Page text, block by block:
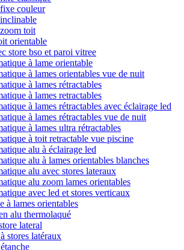
couleur
toit
orientable
store bso et paroi vitree
à lame orientable
à lames orientables vue de nuit
à lames rétractables
à lames retractables
à lames rétractables avec éclairage led
à lames rétractables vue de nuit
à lames ultra rétractables
à toit retractable vue piscine
alu à éclairage led
alu à lames orientables blanches
alu avec stores lateraux
alu zoom lames orientables
avec led et stores verticaux
à lames orientables
alu thermolaqué
lateral
stores latéraux